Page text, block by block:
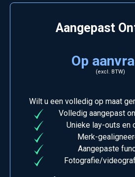
Aangepast
Op
(excl. BTW)
Wilt u een volledig op maat
Volledig aangepast
Unieke lay-outs en
Merk-
Aangepaste
Fotografie/